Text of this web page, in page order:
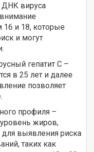
ДНК вируса
16 и 18, которые
и могут
гепатит С –
в 25 лет и далее
позволяет
профиля –
жиров,
для выявления риска
таких как